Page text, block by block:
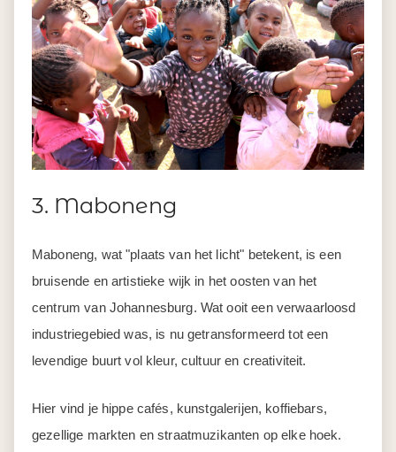
3. Maboneng
Maboneng, wat "plaats van het licht" betekent, is een
bruisende en artistieke wijk in het oosten van het
centrum van Johannesburg. Wat ooit een verwaarloosd
industriegebied was, is nu getransformeerd tot een
levendige buurt vol kleur, cultuur en creativiteit.
Hier vind je hippe cafés, kunstgalerijen, koffiebars,
gezellige markten en straatmuzikanten op elke hoek.